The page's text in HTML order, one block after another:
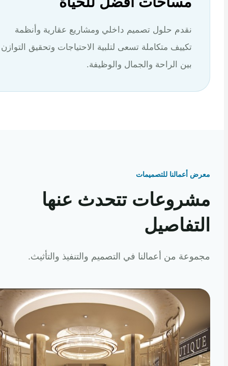
نقدم حلول تصميم داخلي ومشاريع عقارية وأنظمة
تكييف متكاملة تسعى لتلبية الاحتياجات وتحقيق التوازن
بين الراحة والجمال والوظيفة.
أعمالنا للتصميمات
تتحدث عنها
من أعمالنا في التصميم والتنفيذ والتأثيث.